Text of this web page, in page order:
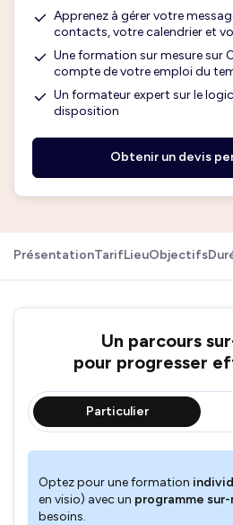
Apprenez à gérer votre
contacts, votre calendrier et
Une formation sur mesure sur
compte de votre emploi du
Un formateur expert sur le
disposition
Obtenir un devis
PrésentationTarifLieuObjectifs
Un parcours
pour progresser
Particulier
Optez pour une formation
en visio) avec un programme
besoins.